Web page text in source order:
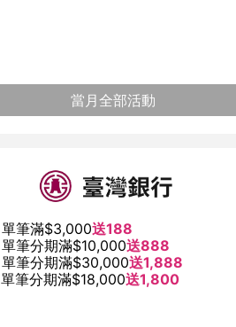
當月全部活動
單筆滿$3,000送188
單筆分期滿$10,000送888
單筆分期滿$30,000送1,888
單筆分期滿$18,000送1,800